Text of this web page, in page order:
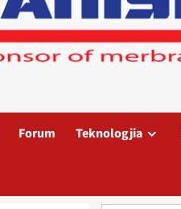
Forum Teknologjia